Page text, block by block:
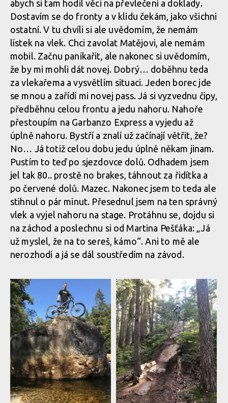
Report: Max Adami na EWS ve
Whistleru skončil v klidovém
režimu
Report: Max Adami na
EWS ve Whistleru skončil
v klidovém režimu
abych si tam hodil věci na převlečení a doklady.
Dostavím se do fronty a v klidu čekám, jako všichni
ostatní. V tu chvíli si ale uvědomím, že nemám
lístek na vlek. Chci zavolat Matějovi, ale nemám
mobil. Začnu panikařit, ale nakonec si uvědomím,
že by mi mohli dát novej. Dobrý… doběhnu teda
za vlekařema a vysvětlím situaci. Jeden borec jde
se mnou a zařídí mi novej pass. Já si vyzvednu čipy,
předběhnu celou frontu a jedu nahoru. Nahoře
přestoupím na Garbanzo Express a vyjedu až
úplně nahoru. Bystří a znalí už začínají větřit, že?
No… Já totiž celou dobu jedu úplně někam jinam.
Pustím to teď po sjezdovce dolů. Odhadem jsem
jel tak 80.. prostě no brakes, táhnout za řidítka a
po červené dolů. Mazec. Nakonec jsem to teda ale
stihnul o pár minut. Přesednul jsem na ten správný
vlek a vyjel nahoru na stage. Protáhnu se, dojdu si
na záchod a poslechnu si od Martina Pešťáka: „Já
už myslel, že na to sereš, kámo“. Ani to mě ale
nerozhodí a já se dál soustředím na závod.